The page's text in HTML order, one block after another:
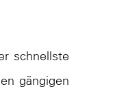
schnellste
gängigen